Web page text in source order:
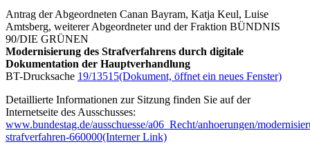
Antrag der Abgeordneten Canan Bayram, Katja Keul, Luise
Amtsberg, weiterer Abgeordneter und der Fraktion BÜNDNIS
90/DIE GRÜNEN
Modernisierung des Strafverfahrens durch digitale
Dokumentation der Hauptverhandlung
BT-Drucksache 19/13515(Dokument, öffnet ein neues Fenster)
Detaillierte Informationen zur Sitzung finden Sie auf der
Internetseite des Ausschusses:
www.bundestag.de/ausschuesse/a06_Recht/anhoerungen/
strafverfahren-660000(Interner Link)